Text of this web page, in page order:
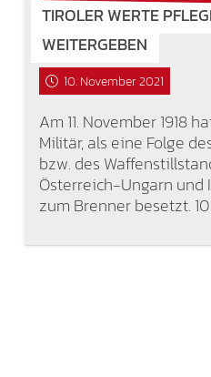
TIROLER WERTE
WEITERGEBEN
10. November 2021
Am 11. November 1918
Militär, als eine Folge
bzw. des
Österreich-Ungarn und
zum Brenner besetzt.